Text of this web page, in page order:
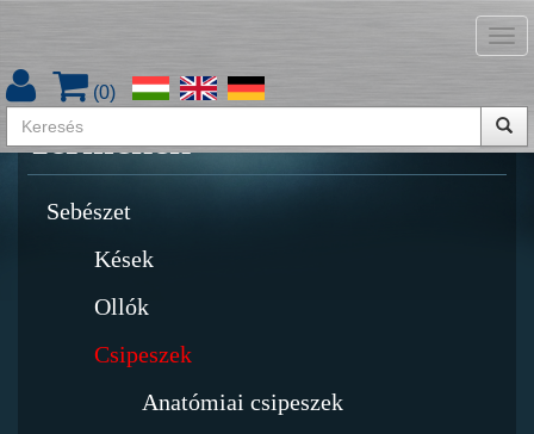
(0)
Termékek
Sebészet
Kések
Ollók
Csipeszek
Anatómiai csipeszek